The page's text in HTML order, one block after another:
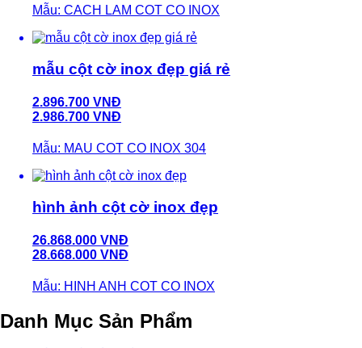
Mẫu: CACH LAM COT CO INOX
mẫu cột cờ inox đẹp giá rẻ
2.896.700 VNĐ
2.986.700 VNĐ
Mẫu: MAU COT CO INOX 304
hình ảnh cột cờ inox đẹp
26.868.000 VNĐ
28.668.000 VNĐ
Mẫu: HINH ANH COT CO INOX
Danh Mục Sản Phẩm